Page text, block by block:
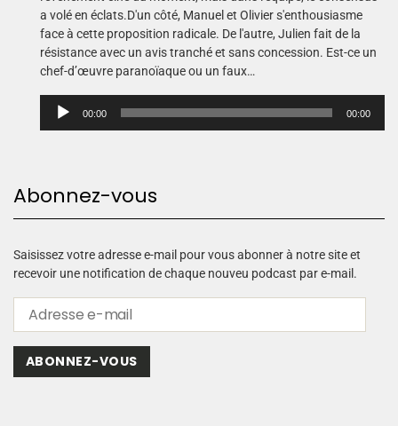
a volé en éclats.D'un côté, Manuel et Olivier s'enthousiasme
face à cette proposition radicale. De l'autre, Julien fait de la
résistance avec un avis tranché et sans concession. Est-ce un
chef-d’œuvre paranoïaque ou un faux…
u
u
d
o
00:00 00:00
Abonnez-vous
Saisissez votre adresse e-mail pour vous abonner à notre site et
recevoir une notification de chaque nouveu podcast par e-mail.
ABONNEZ-VOUS